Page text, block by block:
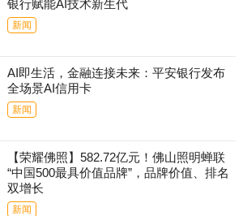
银行赋能AI技术新生代
新闻
AI即生活，金融连接未来：平安银行发布
全场景AI信用卡
新闻
【荣耀佛照】582.72亿元！佛山照明蝉联
“中国500最具价值品牌”，品牌价值、排名
双增长
新闻